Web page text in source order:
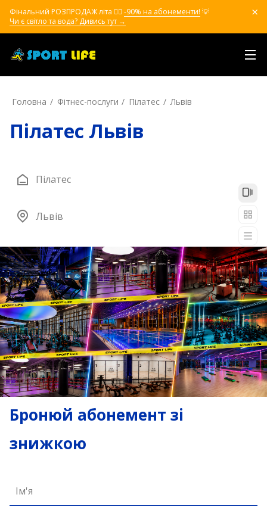
Фінальний РОЗПРОДАЖ літа ❤️‍🔥 -90% на абонементи! 💡
Чи є світло та вода? Дивись тут →
Головна Фітнес-послуги Пілатес Львів
Пілатес Львів
Пілатес
Львів
Бронюй абонемент зі
знижкою
Ім'я